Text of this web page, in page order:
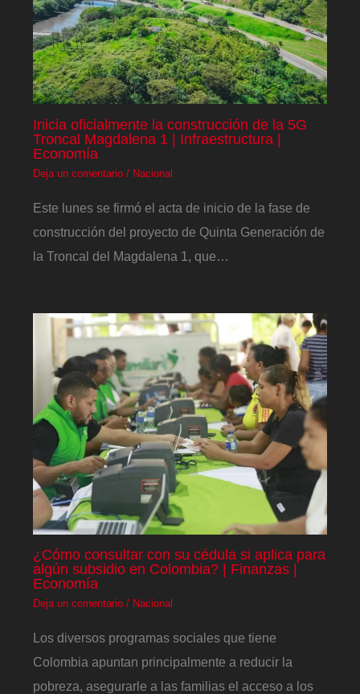
Inicia oficialmente la construcción de la 5G
Troncal Magdalena 1 | Infraestructura |
Economía
Deja un comentario / Nacional
Este lunes se firmó el acta de inicio de la fase de
construcción del proyecto de Quinta Generación de
la Troncal del Magdalena 1, que…
¿Cómo consultar con su cédula si aplica para
algún subsidio en Colombia? | Finanzas |
Economía
Deja un comentario / Nacional
Los diversos programas sociales que tiene
Colombia apuntan principalmente a reducir la
pobreza, asegurarle a las familias el acceso a los